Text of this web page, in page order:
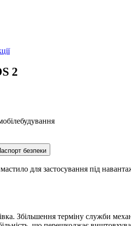
2
безпеки
для застосування під
Збільшення терміну служби